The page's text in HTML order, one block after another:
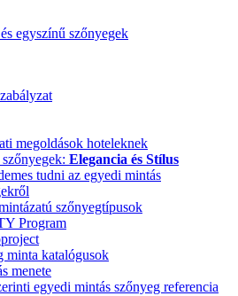
megoldások hoteleknek
Elegancia és Stílus
tudni az egyedi mintás
szőnyegtípusok
Program
minta katalógusok
menete
egyedi mintás szőnyeg referencia